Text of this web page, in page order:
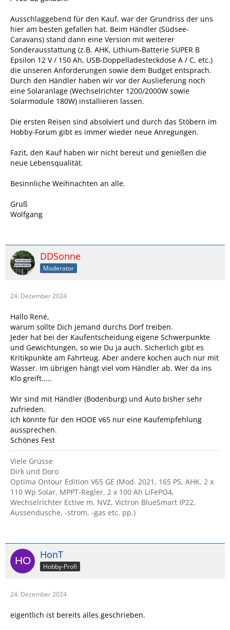
Ausschlaggebend für den Kauf, war der Grundriss der uns
hier am besten gefallen hat. Beim Händler (Südsee-
Caravans) stand dann eine Version mit weiterer
Sonderausstattung (z.B. AHK, Lithium-Batterie SUPER B
Epsilon 12 V / 150 Ah, USB-Doppelladesteckdose A / C, etc.)
die unseren Anforderungen sowie dem Budget entsprach.
Durch den Händler haben wir vor der Auslieferung noch
eine Solaranlage (Wechselrichter 1200/2000W sowie
Solarmodule 180W) installieren lassen.
Die ersten Reisen sind absolviert und durch das Stöbern im
Hobby-Forum gibt es immer wieder neue Anregungen.
Fazit, den Kauf haben wir nicht bereut und genießen die
neue Lebensqualität.
Besinnliche Weihnachten an alle.
Gruß
Wolfgang
DDSonne
Moderator
24. Dezember 2024
Hallo René,
warum sollte Dich jemand durchs Dorf treiben.
Jeder hat bei der Kaufentscheidung eigene Schwerpunkte
und Gewichtungen, so wie Du ja auch. Sicherlich gibt es
Kritikpunkte am Fahrteug. Aber andere kochen auch nur mit
Wasser. Im übrigen hängt viel vom Händler ab. Wer da ins
Klo greift.....
Wir sind mit Händler (Bodenburg) und Auto bisher sehr
zufrieden.
Ich könnte für den HOOE v65 nur eine Kaufempfehlung
aussprechen.
Schönes Fest
Viele Grüsse
Dirk und Doro
Optima Ontour Edition V65 GE (Mod. 2021, 165 PS, AHK, 2 x
110 Wp Solar, MPPT-Regler, 2 x 100 Ah LiFePO4,
Wechselrichter Ective m. NVZ, Victron BlueSmart IP22,
Aussendusche, -strom, -gas etc. pp.)
HonT
Hobby-Profi
24. Dezember 2024
eigentlich ist bereits alles geschrieben.